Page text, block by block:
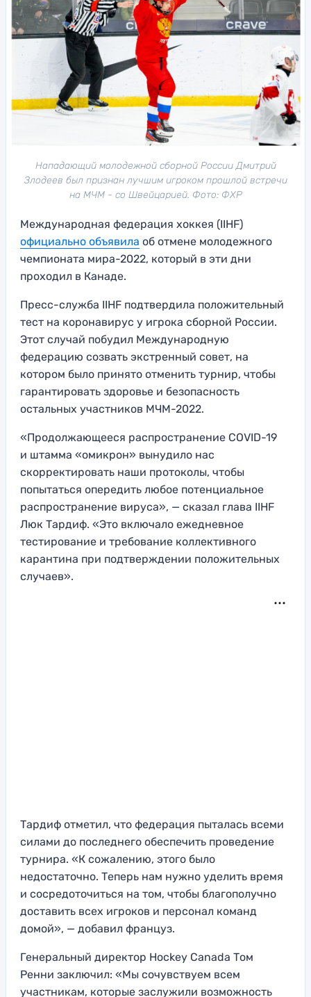
Нападающий молодежной сборной России Дмитрий
Злодеев был признан лучшим игроком прошлой встречи
на МЧМ - со Швейцарией. Фото: ФХР
Международная федерация хоккея (IIHF)
официально объявила об отмене молодежного
чемпионата мира-2022, который в эти дни
проходил в Канаде.
Пресс-служба IIHF подтвердила положительный
тест на коронавирус у игрока сборной России.
Этот случай побудил Международную
федерацию созвать экстренный совет, на
котором было принято отменить турнир, чтобы
гарантировать здоровье и безопасность
остальных участников МЧМ-2022.
«Продолжающееся распространение COVID-19
и штамма «омикрон» вынудило нас
скорректировать наши протоколы, чтобы
попытаться опередить любое потенциальное
распространение вируса», — сказал глава IIHF
Люк Тардиф. «Это включало ежедневное
тестирование и требование коллективного
карантина при подтверждении положительных
случаев».
Тардиф отметил, что федерация пыталась всеми
силами до последнего обеспечить проведение
турнира. «К сожалению, этого было
недостаточно. Теперь нам нужно уделить время
и сосредоточиться на том, чтобы благополучно
доставить всех игроков и персонал команд
домой», — добавил француз.
Генеральный директор Hockey Canada Том
Ренни заключил: «Мы сочувствуем всем
участникам, которые заслужили возможность